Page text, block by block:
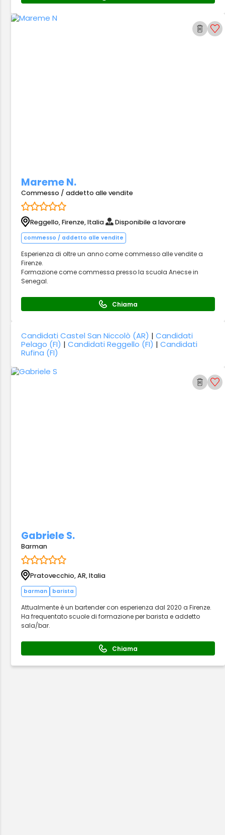
Mareme N.
Commesso / addetto alle vendite
Reggello, Firenze, Italia Disponibile a lavorare
commesso / addetto alle vendite
Esperienza di oltre un anno come commesso alle vendite a
Firenze.
Formazione come commessa presso la scuola Anecse in
Senegal.
Chiama
Candidati Castel San Niccolò (AR) |Candidati
Pelago (FI) |Candidati Reggello (FI) |Candidati
Rufina (FI)
Gabriele S.
Barman
Pratovecchio, AR, Italia
barman barista
Attualmente è un bartender con esperienza dal 2020 a Firenze.
Ha frequentato scuole di formazione per barista e addetto
sala/bar.
Chiama